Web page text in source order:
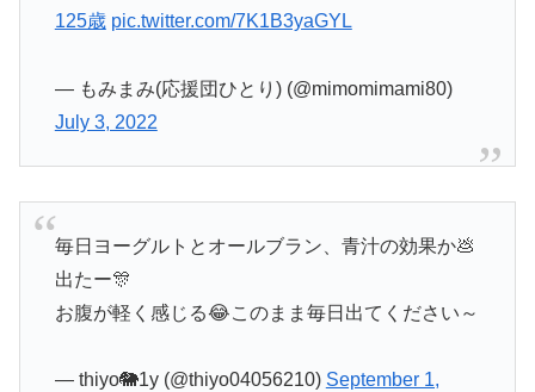
125歳 pic.twitter.com/7K1B3yaGYL
— もみまみ(応援団ひとり) (@mimomimami80)
July 3, 2022
毎日ヨーグルトとオールブラン、青汁の効果か💩
出たー🎊
お腹が軽く感じる😂このまま毎日出てください～
— thiyo🐘1y (@thiyo04056210) September 1,